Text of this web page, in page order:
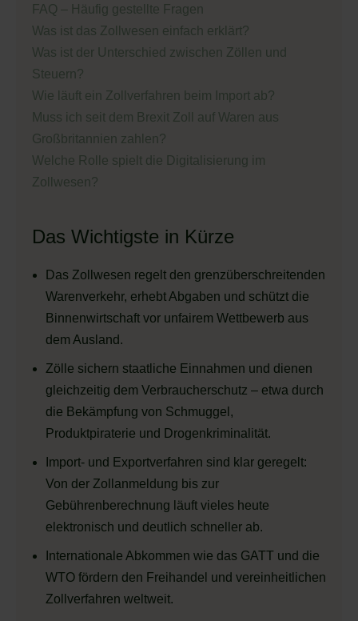
FAQ – Häufig gestellte Fragen
Was ist das Zollwesen einfach erklärt?
Was ist der Unterschied zwischen Zöllen und
Steuern?
Wie läuft ein Zollverfahren beim Import ab?
Muss ich seit dem Brexit Zoll auf Waren aus
Großbritannien zahlen?
Welche Rolle spielt die Digitalisierung im
Zollwesen?
Das Wichtigste in Kürze
Das Zollwesen regelt den grenzüberschreitenden
Warenverkehr, erhebt Abgaben und schützt die
Binnenwirtschaft vor unfairem Wettbewerb aus
dem Ausland.
Zölle sichern staatliche Einnahmen und dienen
gleichzeitig dem Verbraucherschutz – etwa durch
die Bekämpfung von Schmuggel,
Produktpiraterie und Drogenkriminalität.
Import- und Exportverfahren sind klar geregelt:
Von der Zollanmeldung bis zur
Gebührenberechnung läuft vieles heute
elektronisch und deutlich schneller ab.
Internationale Abkommen wie das GATT und die
WTO fördern den Freihandel und vereinheitlichen
Zollverfahren weltweit.